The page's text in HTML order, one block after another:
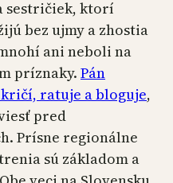
sestričiek, ktorí
bez ujmy a zhostia
ani neboli na
príznaky. Pán
ratuje a bloguje,
pred
Prísne regionálne
sú základom a